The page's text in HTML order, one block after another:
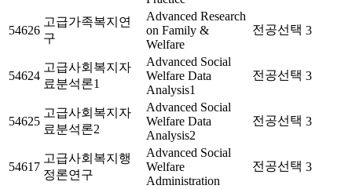
54626
고급가족복지연
구
Advanced Research
on Family &
Welfare
전공선택 3
54624
고급사회복지자
료분석론1
Advanced Social
Welfare Data
Analysis1
전공선택 3
54625
고급사회복지자
료분석론2
Advanced Social
Welfare Data
Analysis2
전공선택 3
54617
고급사회복지행
정론연구
Advanced Social
Welfare
Administration
전공선택 3